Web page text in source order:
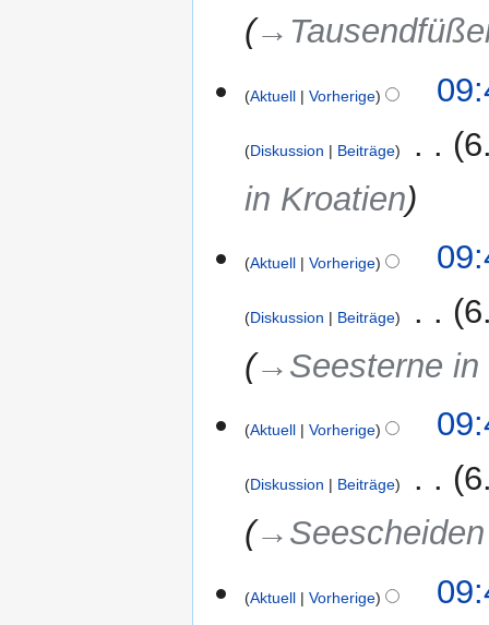
Aktuell Vorherige
Diskussion Beiträge
in Kroatien
Aktuell Vorherige
Diskussion Beiträge
→‎Seesterne in
Aktuell Vorherige
Diskussion Beiträge
Aktuell Vorherige